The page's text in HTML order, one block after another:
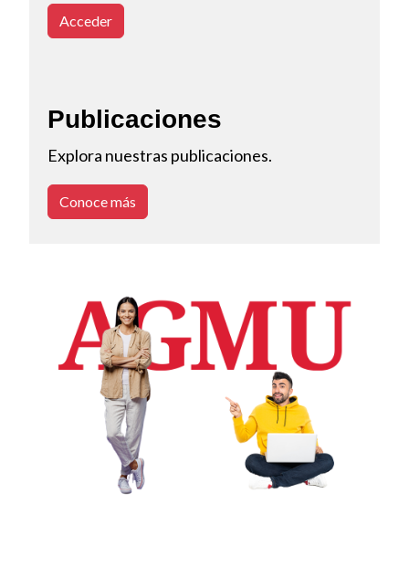
Acceder
Publicaciones
Explora nuestras publicaciones.
Conoce más